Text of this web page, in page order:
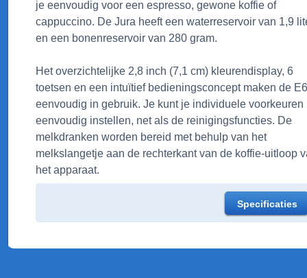
je eenvoudig voor een espresso, gewone koffie of
cappuccino. De Jura heeft een waterreservoir van 1,9
en een bonenreservoir van 280 gram.
Het overzichtelijke 2,8 inch (7,1 cm) kleurendisplay, 6
toetsen en een intuïtief bedieningsconcept maken de E6
eenvoudig in gebruik. Je kunt je individuele voorkeuren
eenvoudig instellen, net als de reinigingsfuncties. De
melkdranken worden bereid met behulp van het
melkslangetje aan de rechterkant van de koffie-uitloop
het apparaat.
Specificaties